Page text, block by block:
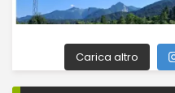
Carica altro